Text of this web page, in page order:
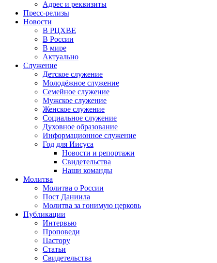
Адрес и реквизиты
Пресс-релизы
Новости
В РЦХВЕ
В России
В мире
Актуально
Служение
Детское служение
Молодёжное служение
Семейное служение
Мужское служение
Женское служение
Социальное служение
Духовное образование
Информационное служение
Год для Иисуса
Новости и репортажи
Свидетельства
Наши команды
Молитва
Молитва о России
Пост Даниила
Молитва за гонимую церковь
Публикации
Интервью
Проповеди
Пастору
Статьи
Свидетельства